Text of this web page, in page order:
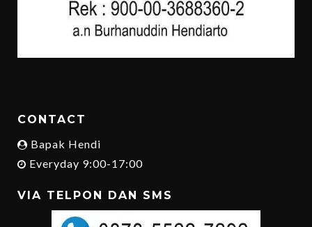
CONTACT
Bapak Hendi
Everyday 9:00-17:00
VIA TELPON DAN SMS